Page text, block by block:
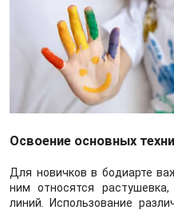
Освоение основных
Для новичков в бодиарте
ним относятся
линий. Использование